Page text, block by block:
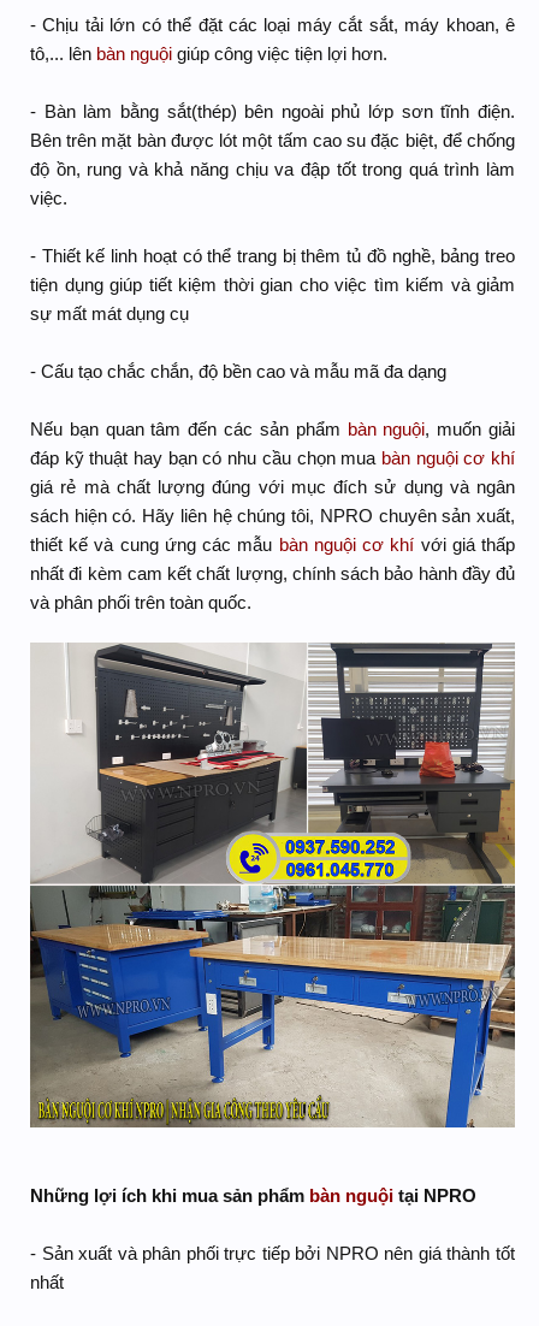
- Chịu tải lớn có thể đặt các loại máy cắt sắt, máy khoan, ê
tô,... lên bàn nguội giúp công việc tiện lợi hơn.
- Bàn làm bằng sắt(thép) bên ngoài phủ lớp sơn tĩnh điện.
Bên trên mặt bàn được lót một tấm cao su đặc biệt, để chống
độ ồn, rung và khả năng chịu va đập tốt trong quá trình làm
việc.
- Thiết kế linh hoạt có thể trang bị thêm tủ đồ nghề, bảng treo
tiện dụng giúp tiết kiệm thời gian cho việc tìm kiếm và giảm
sự mất mát dụng cụ
- Cấu tạo chắc chắn, độ bền cao và mẫu mã đa dạng
Nếu bạn quan tâm đến các sản phẩm bàn nguội, muốn giải
đáp kỹ thuật hay bạn có nhu cầu chọn mua bàn nguội cơ khí
giá rẻ mà chất lượng đúng với mục đích sử dụng và ngân
sách hiện có. Hãy liên hệ chúng tôi, NPRO chuyên sản xuất,
thiết kế và cung ứng các mẫu bàn nguội cơ khí với giá thấp
nhất đi kèm cam kết chất lượng, chính sách bảo hành đầy đủ
và phân phối trên toàn quốc.
Những lợi ích khi mua sản phẩm bàn nguội tại NPRO
- Sản xuất và phân phối trực tiếp bởi NPRO nên giá thành tốt
nhất